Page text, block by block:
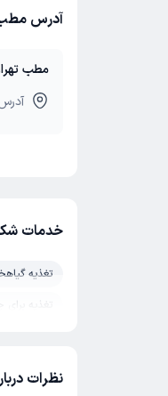
آدرس
مطب
خدمات
تغذیه
تغذیه برای
نظرات